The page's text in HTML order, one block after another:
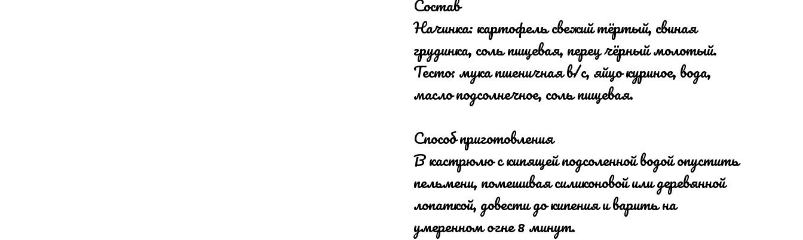
Состав
Начинка: картофель свежий тёртый, свиная
грудинка, соль пищевая, перец чёрный молотый.
Тесто: мука пшеничная в/с, яйцо куриное, вода,
масло подсолнечное, соль пищевая.
Способ приготовления
В кастрюлю с кипящей подсоленной водой опустить
пельмени, помешивая силиконовой или деревянной
лопаткой, довести до кипения и варить на
умеренном огне 8 минут.